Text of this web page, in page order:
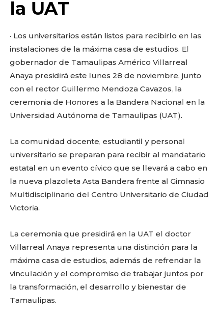
k
la UAT
· Los universitarios están listos para recibirlo en las
instalaciones de la máxima casa de estudios. El
gobernador de Tamaulipas Américo Villarreal
Anaya presidirá este lunes 28 de noviembre, junto
con el rector Guillermo Mendoza Cavazos, la
ceremonia de Honores a la Bandera Nacional en la
Universidad Autónoma de Tamaulipas (UAT).
La comunidad docente, estudiantil y personal
universitario se preparan para recibir al mandatario
estatal en un evento cívico que se llevará a cabo en
la nueva plazoleta Asta Bandera frente al Gimnasio
Multidisciplinario del Centro Universitario de Ciudad
Victoria.
La ceremonia que presidirá en la UAT el doctor
Villarreal Anaya representa una distinción para la
máxima casa de estudios, además de refrendar la
vinculación y el compromiso de trabajar juntos por
la transformación, el desarrollo y bienestar de
Tamaulipas.